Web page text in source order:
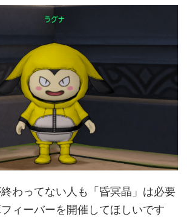
わってない人も「昏冥晶」は必要
ィーバーを開催してほしいです